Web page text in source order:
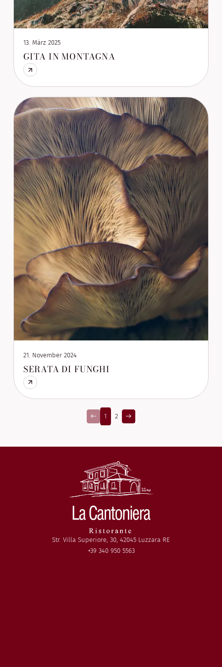
13. März 2025
GITA IN MONTAGNA
21. November 2024
SERATA DI FUNGHI
1 2
Str. Villa Superiore, 30, 42045 Luzzara RE
+39 340 950 5563